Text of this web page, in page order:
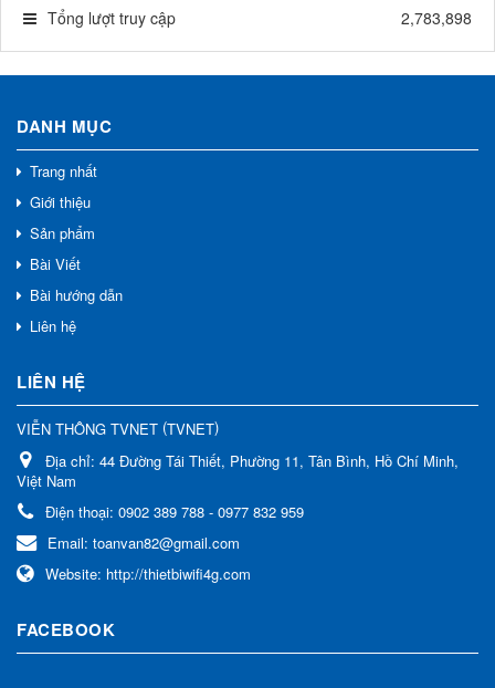
Tổng lượt truy cập
2,783,898
DANH MỤC
Trang nhất
Giới thiệu
Sản phẩm
Bài Viết
Bài hướng dẫn
Liên hệ
LIÊN HỆ
VIỄN THÔNG TVNET (TVNET)
Địa chỉ: 44 Đường Tái Thiết, Phường 11, Tân Bình, Hồ Chí Minh,
Việt Nam
Điện thoại: 0902 389 788 - 0977 832 959
Email: toanvan82@gmail.com
Website: http://thietbiwifi4g.com
FACEBOOK